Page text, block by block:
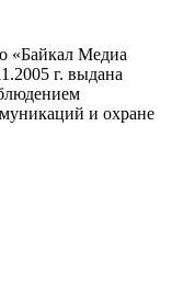
«Байкал Медиа
г. выдана
и охране